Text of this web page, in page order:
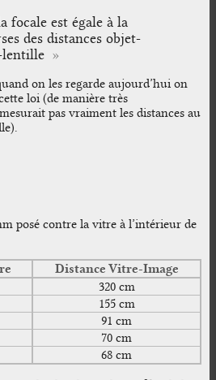
focale est égale à la
des distances objet-
lentille
on les regarde aujourd’hui on
loi (de manière très
pas vraiment les distances au
posé contre la vitre à l’intérieur de
Distance Vitre-Image
320 cm
155 cm
91 cm
70 cm
68 cm